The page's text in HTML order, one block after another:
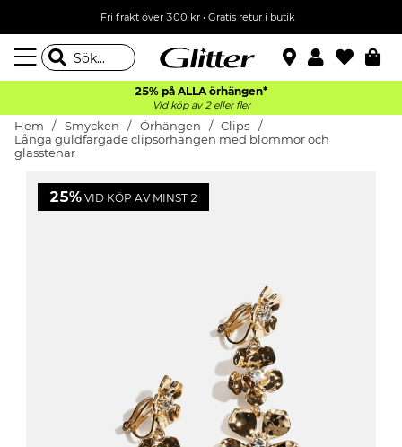
Fri frakt över 300 kr• Gratis retur i butik
25% på ALLA örhängen*
Vid köp av 2 eller fler
Hem Smycken Örhängen
Clips
Långa guldfärgade clipsörhängen med blommor och
glasstenar
25% VID KÖP AV MINST 2